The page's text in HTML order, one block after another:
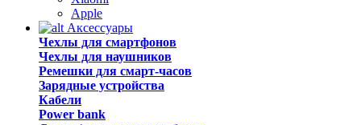
Apple
Аксессуары
Чехлы для смартфонов
Чехлы для наушников
Ремешки для смарт-часов
Зарядные устройства
Кабели
Power bank